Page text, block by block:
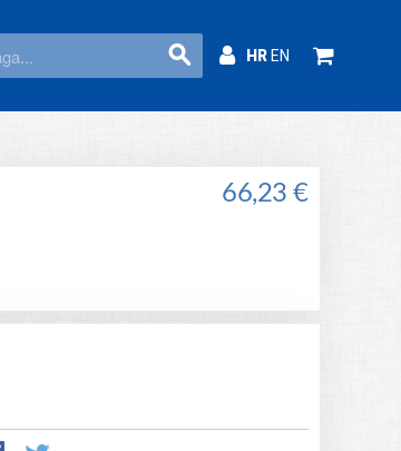
HREN
66,23 €